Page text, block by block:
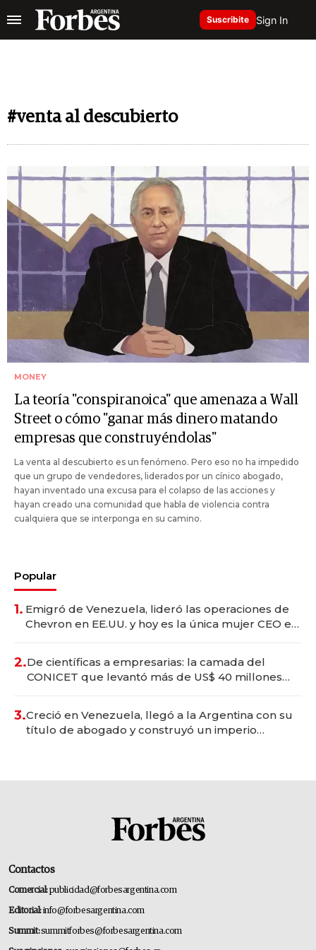
Suscribite Sign In
#venta al descubierto
MONEY
La teoría "conspiranoica" que amenaza a Wall
Street o cómo "ganar más dinero matando
empresas que construyéndolas"
La venta al descubierto es un fenómeno. Pero eso no ha impedido
que un grupo de vendedores, liderados por un cínico abogado,
hayan inventado una excusa para el colapso de las acciones y
hayan creado una comunidad que habla de violencia contra
cualquiera que se interponga en su camino.
Popular
1. Emigró de Venezuela, lideró las operaciones de
Chevron en EE.UU. y hoy es la única mujer CEO en
2.De científicas a empresarias: la camada del
CONICET que levantó más de US$ 40 millones
3.Creció en Venezuela, llegó a la Argentina con su
título de abogado y construyó un imperio
Contactos
Comercial:publicidad@forbesargentina.com
Editorial:info@forbesargentina.com
Summit:summitforbes@forbesargentina.com